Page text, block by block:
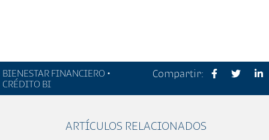
BIENESTAR FINANCIERO •
CRÉDITO BI
Compartir:
ARTÍCULOS RELACIONADOS